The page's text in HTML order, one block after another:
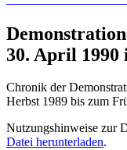
30. April 1990
Chronik der
Herbst 1989 bis zum
Nutzungshinweise zur
Datei herunterladen.